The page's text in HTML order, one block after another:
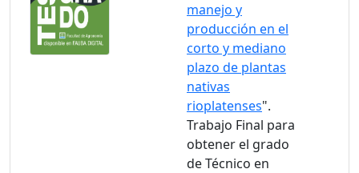
manejo y
producción en el
corto y mediano
plazo de plantas
nativas
rioplatenses".
Trabajo Final para
obtener el grado
de Técnico en